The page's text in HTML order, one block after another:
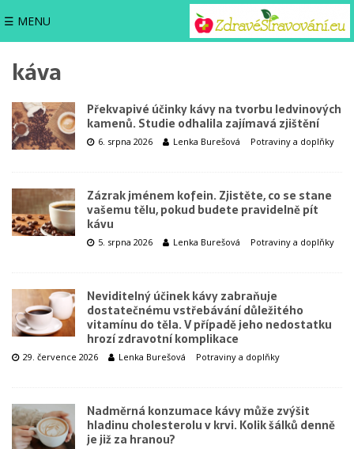
☰ MENU
káva
Překvapivé účinky kávy na tvorbu ledvinových
kamenů. Studie odhalila zajímavá zjištění
6. srpna 2026 Lenka Burešová Potraviny a doplňky
Zázrak jménem kofein. Zjistěte, co se stane
vašemu tělu, pokud budete pravidelně pít
kávu
5. srpna 2026 Lenka Burešová Potraviny a doplňky
Neviditelný účinek kávy zabraňuje
dostatečnému vstřebávání důležitého
vitamínu do těla. V případě jeho nedostatku
hrozí zdravotní komplikace
29. července 2026 Lenka Burešová Potraviny a doplňky
Nadměrná konzumace kávy může zvýšit
hladinu cholesterolu v krvi. Kolik šálků denně
je již za hranou?